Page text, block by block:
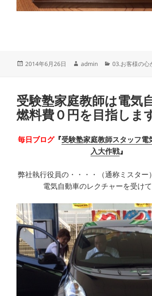
投
2014年6月26日
作
admin
カ
ー
03.お客様の心
受験塾家庭教師は電気
燃料費０円を目指しま
毎日ブログ『受験塾家庭教師スタッフ電
入大作戦』
弊社執行役員の・・・・（通称ミスター
電気自動車のレクチャーを受けて